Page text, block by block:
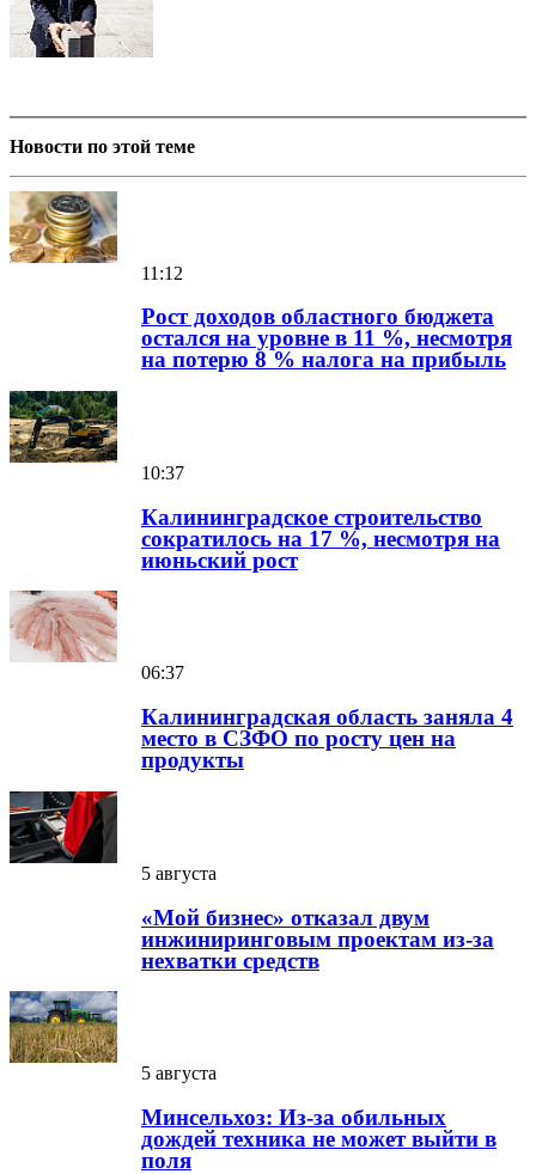
Новости по этой теме
11:12
Рост доходов областного бюджета
остался на уровне в 11 %, несмотря
на потерю 8 % налога на прибыль
10:37
Калининградское строительство
сократилось на 17 %, несмотря на
июньский рост
06:37
Калининградская область заняла 4
место в СЗФО по росту цен на
продукты
5 августа
«Мой бизнес» отказал двум
инжиниринговым проектам из-за
нехватки средств
5 августа
Минсельхоз: Из-за обильных
дождей техника не может выйти в
поля